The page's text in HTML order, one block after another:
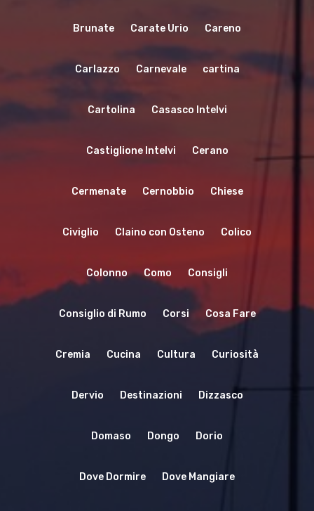
Brunate Carate Urio Careno
Carlazzo Carnevale cartina
Cartolina Casasco Intelvi
Castiglione Intelvi Cerano
Cermenate Cernobbio Chiese
Civiglio Claino con Osteno Colico
Colonno Como Consigli
Consiglio di Rumo Corsi Cosa Fare
Cremia Cucina Cultura Curiosità
Dervio Destinazioni Dizzasco
Domaso Dongo Dorio
Dove Dormire Dove Mangiare